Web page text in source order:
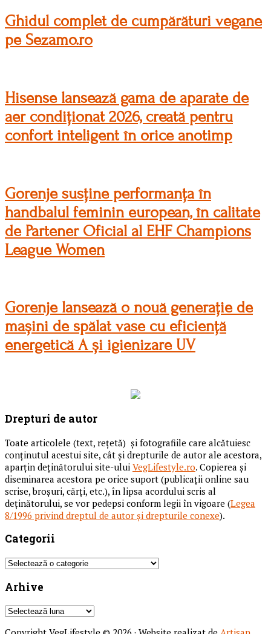
Ghidul complet de cumpărături vegane
pe Sezamo.ro
Hisense lansează gama de aparate de
aer condiționat 2026, creată pentru
confort inteligent în orice anotimp
Gorenje susține performanța în
handbalul feminin european, în calitate
de Partener Oficial al EHF Champions
League Women
Gorenje lansează o nouă generație de
mașini de spălat vase cu eficiență
energetică A și igienizare UV
Drepturi de autor
Toate articolele (text, reţetă) și fotografiile care alcătuiesc
conținutul acestui site, cât și drepturile de autor ale acestora,
aparțin deținătorului site-ului VegLifestyle.ro. Copierea și
diseminarea acestora pe orice suport (publicații online sau
scrise, broșuri, cărți, etc.), în lipsa acordului scris al
deținătorului, se vor pedepsi conform legii în vigoare (Legea
8/1996 privind dreptul de autor și drepturile conexe).
Categorii
Categorii
Arhive
Arhive